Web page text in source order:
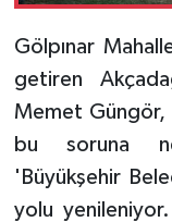
Gölpınar
getiren
Memet Güngör,
bu soruna
'Büyükşehir
yolu